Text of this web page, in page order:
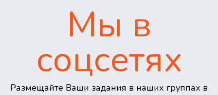
Мы в
соцсетях
Размещайте Ваши задания в наших группах в